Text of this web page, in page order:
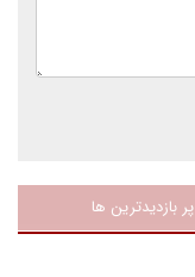
پر بازدیدترین ها